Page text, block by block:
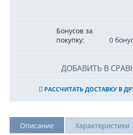
Бонусов за
покупку:
0
ДОБАВИТЬ В
РАССЧИТАТЬ ДОСТАВКУ В
Описание Характеристики